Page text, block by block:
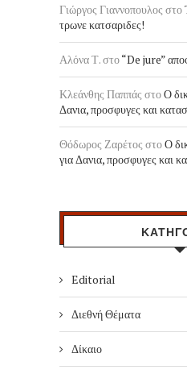
Γιώργος Γιαννοπουλος στο
τρωνε κατσαριδες!
Αλόνα Τ.στο“De jure”
Κλεάνθης Παππάς στοΟ
Δανια, προσφυγες και
Θόδωρος Ζαρέτος στοΟ
για Δανια, προσφυγες και
Editorial
Διεθνή Θέματα
Δίκαιο